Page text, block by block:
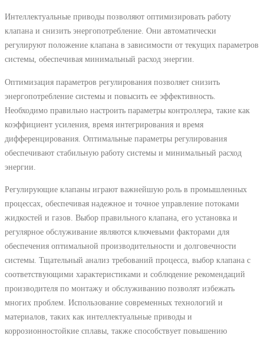
Интеллектуальные приводы позволяют оптимизировать работу
клапана и снизить энергопотребление. Они автоматически
регулируют положение клапана в зависимости от текущих параметров
системы, обеспечивая минимальный расход энергии.
Оптимизация параметров регулирования позволяет снизить
энергопотребление системы и повысить ее эффективность.
Необходимо правильно настроить параметры контроллера, такие как
коэффициент усиления, время интегрирования и время
дифференцирования. Оптимальные параметры регулирования
обеспечивают стабильную работу системы и минимальный расход
энергии.
Регулирующие клапаны играют важнейшую роль в промышленных
процессах, обеспечивая надежное и точное управление потоками
жидкостей и газов. Выбор правильного клапана, его установка и
регулярное обслуживание являются ключевыми факторами для
обеспечения оптимальной производительности и долговечности
системы. Тщательный анализ требований процесса, выбор клапана с
соответствующими характеристиками и соблюдение рекомендаций
производителя по монтажу и обслуживанию позволят избежать
многих проблем. Использование современных технологий и
материалов, таких как интеллектуальные приводы и
коррозионностойкие сплавы, также способствует повышению